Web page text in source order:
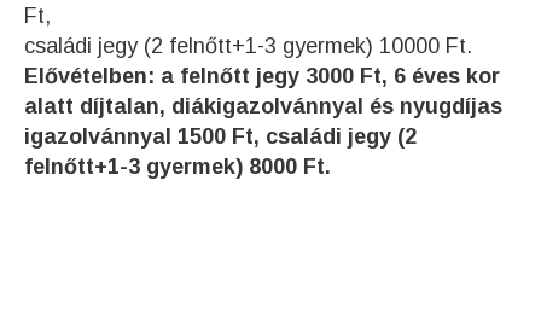
Ft,
családi jegy (2 felnőtt+1-3 gyermek) 10000 Ft.
Elővételben: a felnőtt jegy 3000 Ft, 6 éves kor
alatt díjtalan, diákigazolvánnyal és nyugdíjas
igazolvánnyal 1500 Ft, családi jegy (2
felnőtt+1-3 gyermek) 8000 Ft.